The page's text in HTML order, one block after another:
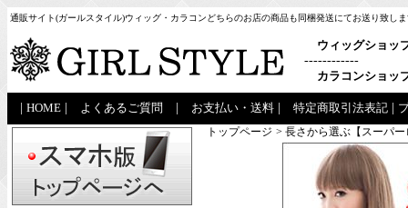
通販サイト(ガールスタイル)ウィッグ・カラコンどちらのお店の商品も同梱発送にてお送り致し
ウィッグショッ
------------
カラコンショッ
HOME よくあるご質問 お支払い・送料 特定商取引法表記
トップページ > 長さから選ぶ【スーパ